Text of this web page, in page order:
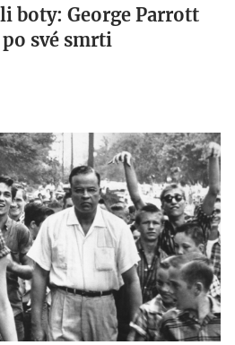
boty: George Parrott
své smrti